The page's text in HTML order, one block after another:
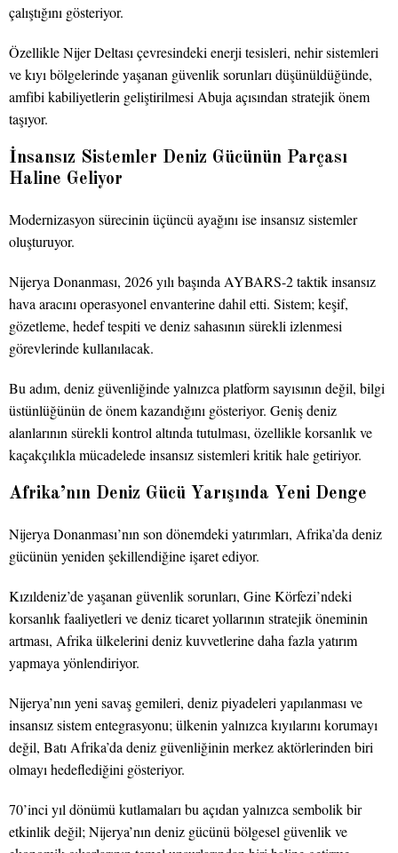
çalıştığını gösteriyor.
Özellikle Nijer Deltası çevresindeki enerji tesisleri, nehir sistemleri
ve kıyı bölgelerinde yaşanan güvenlik sorunları düşünüldüğünde,
amfibi kabiliyetlerin geliştirilmesi Abuja açısından stratejik önem
taşıyor.
İnsansız Sistemler Deniz Gücünün Parçası
Haline Geliyor
Modernizasyon sürecinin üçüncü ayağını ise insansız sistemler
oluşturuyor.
Nijerya Donanması, 2026 yılı başında AYBARS-2 taktik insansız
hava aracını operasyonel envanterine dahil etti. Sistem; keşif,
gözetleme, hedef tespiti ve deniz sahasının sürekli izlenmesi
görevlerinde kullanılacak.
Bu adım, deniz güvenliğinde yalnızca platform sayısının değil, bilgi
üstünlüğünün de önem kazandığını gösteriyor. Geniş deniz
alanlarının sürekli kontrol altında tutulması, özellikle korsanlık ve
kaçakçılıkla mücadelede insansız sistemleri kritik hale getiriyor.
Afrika’nın Deniz Gücü Yarışında Yeni Denge
Nijerya Donanması’nın son dönemdeki yatırımları, Afrika’da deniz
gücünün yeniden şekillendiğine işaret ediyor.
Kızıldeniz’de yaşanan güvenlik sorunları, Gine Körfezi’ndeki
korsanlık faaliyetleri ve deniz ticaret yollarının stratejik öneminin
artması, Afrika ülkelerini deniz kuvvetlerine daha fazla yatırım
yapmaya yönlendiriyor.
Nijerya’nın yeni savaş gemileri, deniz piyadeleri yapılanması ve
insansız sistem entegrasyonu; ülkenin yalnızca kıyılarını korumayı
değil, Batı Afrika’da deniz güvenliğinin merkez aktörlerinden biri
olmayı hedeflediğini gösteriyor.
70’inci yıl dönümü kutlamaları bu açıdan yalnızca sembolik bir
etkinlik değil; Nijerya’nın deniz gücünü bölgesel güvenlik ve